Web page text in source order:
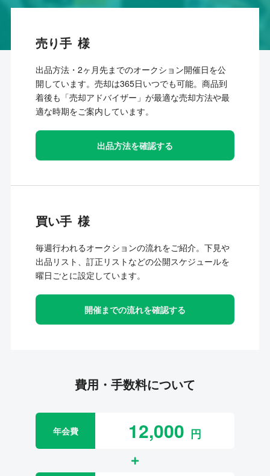
売り手
出品方法・2ヶ月先までのオークション開催日を公
開しています。売却は365日いつでも可能。商品到
着後も「売却アドバイザー」が最適な売却方法や最
適な時期をご案内しています。
出品方法を確認する
買い手
毎週行われるオークションの流れをご紹介。下見や
出品リスト、訂正リストなどの公開スケジュールを
曜日ごとに設定しています。
開催までの流れを確認する
費用・手数料について
年会費 12,000